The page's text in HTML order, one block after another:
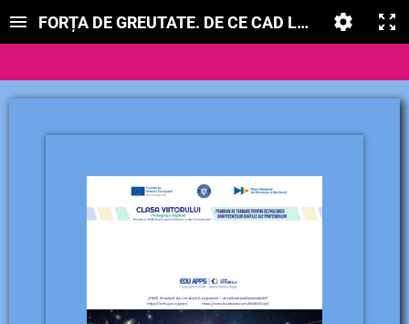
FORȚA DE GREUTATE. DE CE CAD LUCRURILE ?